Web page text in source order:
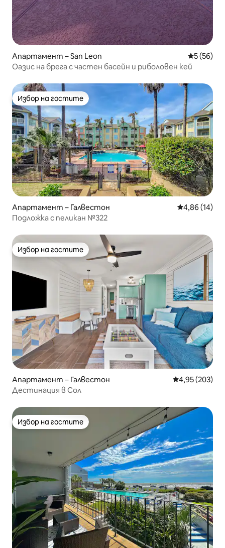
Апартамент – San Leon Средна
5 (56)
Оазис на брега с частен басейн и риболовен кей
Избор на гостите
Избор на гостите
Апартамент – Галвестон Средна
4,86 (14)
Подложка с пеликан №322
Избор на гостите
Избор на гостите
Апартамент – Галвестон Средна
4,95 (203)
Дестинация в Сол
Избор на гостите
Избор на гостите